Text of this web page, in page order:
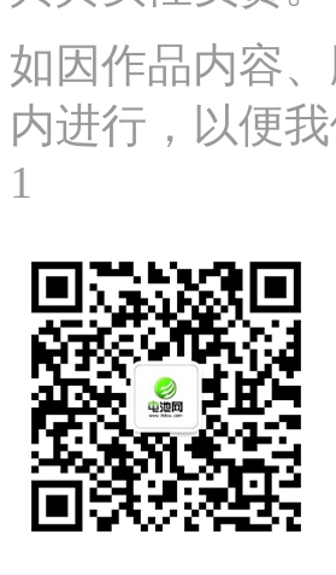
如因作品内容
内进行，以便
1